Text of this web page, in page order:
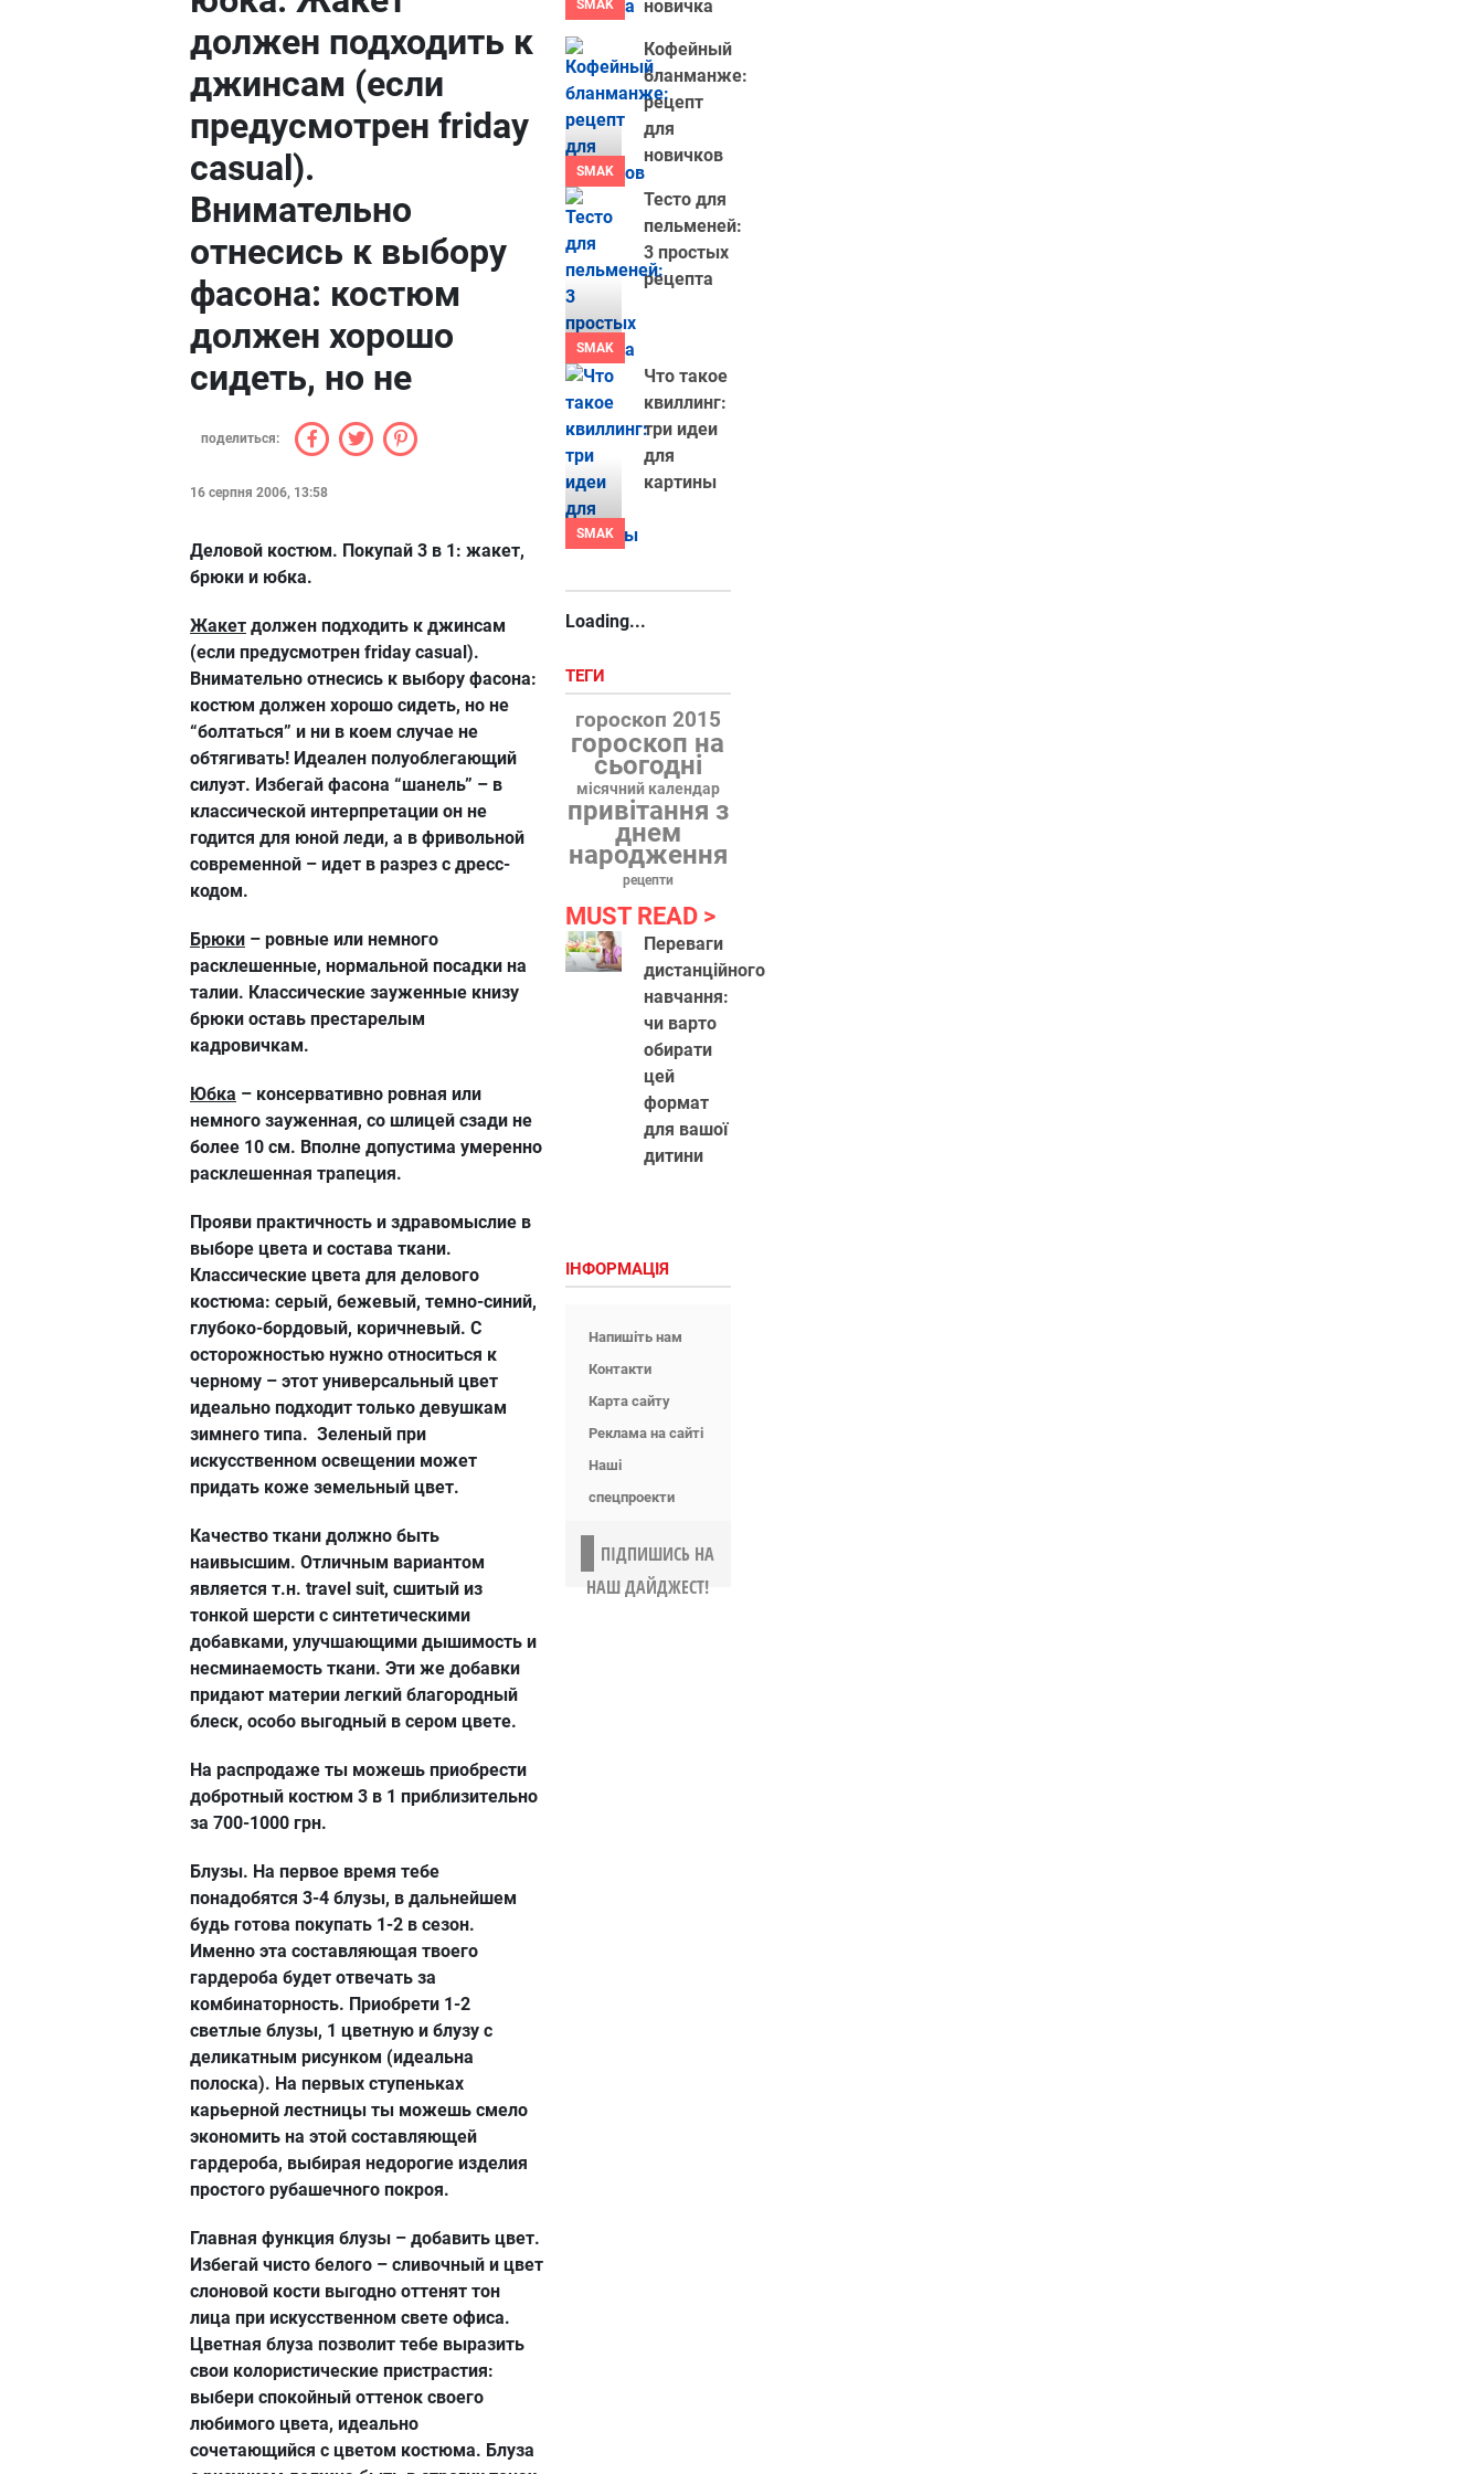
должен подходить к
джинсам (если
предусмотрен friday
casual).
Внимательно
отнесись к выбору
фасона: костюм
должен хорошо
сидеть, но не
поделиться:
16 серпня 2006, 13:58
Деловой костюм. Покупай 3 в 1: жакет,
брюки и юбка.
Жакет должен подходить к джинсам
(если предусмотрен friday casual).
Внимательно отнесись к выбору фасона:
костюм должен хорошо сидеть, но не
“болтаться” и ни в коем случае не
обтягивать! Идеален полуоблегающий
силуэт. Избегай фасона “шанель” – в
классической интерпретации он не
годится для юной леди, а в фривольной
современной – идет в разрез с дресс-
кодом.
Брюки – ровные или немного
расклешенные, нормальной посадки на
талии. Классические зауженные книзу
брюки оставь престарелым
кадровичкам.
Юбка – консервативно ровная или
немного зауженная, со шлицей сзади не
более 10 см. Вполне допустима умеренно
расклешенная трапеция.
Прояви практичность и здравомыслие в
выборе цвета и состава ткани.
Классические цвета для делового
костюма: серый, бежевый, темно-синий,
глубоко-бордовый, коричневый. С
осторожностью нужно относиться к
черному – этот универсальный цвет
идеально подходит только девушкам
зимнего типа. Зеленый при
искусственном освещении может
придать коже земельный цвет.
Качество ткани должно быть
наивысшим. Отличным вариантом
является т.н. travel suit, сшитый из
тонкой шерсти с синтетическими
добавками, улучшающими дышимость и
несминаемость ткани. Эти же добавки
придают материи легкий благородный
блеск, особо выгодный в сером цвете.
На распродаже ты можешь приобрести
добротный костюм 3 в 1 приблизительно
за 700-1000 грн.
Блузы. На первое время тебе
понадобятся 3-4 блузы, в дальнейшем
будь готова покупать 1-2 в сезон.
Именно эта составляющая твоего
гардероба будет отвечать за
комбинаторность. Приобрети 1-2
светлые блузы, 1 цветную и блузу с
деликатным рисунком (идеальна
полоска). На первых ступеньках
карьерной лестницы ты можешь смело
экономить на этой составляющей
гардероба, выбирая недорогие изделия
простого рубашечного покроя.
Главная функция блузы – добавить цвет.
Избегай чисто белого – сливочный и цвет
слоновой кости выгодно оттенят тон
лица при искусственном свете офиса.
Цветная блуза позволит тебе выразить
свои колористические пристрастия:
выбери спокойный оттенок своего
любимого цвета, идеально
сочетающийся с цветом костюма. Блуза
SMAK
новичка
SMAK
Кофейный
бланманже:
рецепт
для
новичков
SMAK
Тесто для
пельменей:
3 простых
рецепта
SMAK
Что такое
квиллинг:
три идеи
для
картины
Loading...
ТЕГИ
гороскоп 2015
гороскоп на
сьогодні
місячний календар
привітання з
днем
народження
рецепти
MUST READ
Переваги
дистанційного
навчання:
чи варто
обирати
цей
формат
для вашої
дитини
ІНФОРМАЦІЯ
Напишіть нам
Контакти
Карта сайту
Реклама на сайті
Наші
спецпроекти
ПІДПИШИСЬ НА
НАШ ДАЙДЖЕСТ!